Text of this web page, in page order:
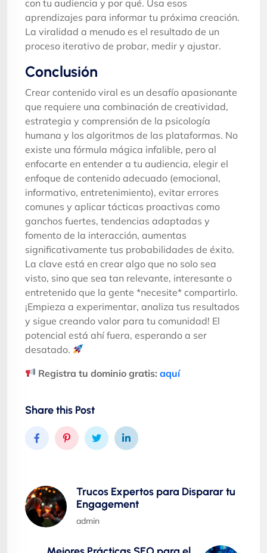
con tu audiencia y por qué. Usa esos
aprendizajes para informar tu próxima creación.
La viralidad a menudo es el resultado de un
proceso iterativo de probar, medir y ajustar.
Conclusión
Crear contenido viral es un desafío apasionante
que requiere una combinación de creatividad,
estrategia y comprensión de la psicología
humana y los algoritmos de las plataformas. No
existe una fórmula mágica infalible, pero al
enfocarte en entender a tu audiencia, elegir el
enfoque de contenido adecuado (emocional,
informativo, entretenimiento), evitar errores
comunes y aplicar tácticas proactivas como
ganchos fuertes, tendencias adaptadas y
fomento de la interacción, aumentas
significativamente tus probabilidades de éxito.
La clave está en crear algo que no solo sea
visto, sino que sea tan relevante, interesante o
entretenido que la gente *necesite* compartirlo.
¡Empieza a experimentar, analiza tus resultados
y sigue creando valor para tu comunidad! El
potencial está ahí fuera, esperando a ser
desatado.
Registra tu dominio gratis:aquí
Share this Post
Trucos Expertos para Disparar tu
Engagement
admin